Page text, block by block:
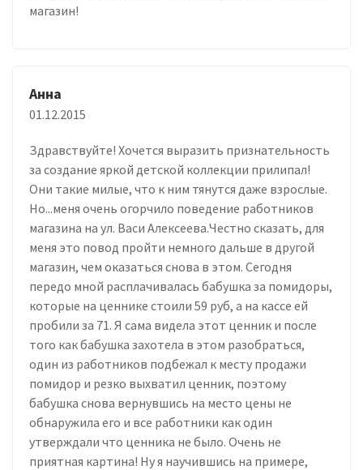
магазин!
Анна
01.12.2015
Здравствуйте! Хочется выразить признательность
за создание яркой детской коллекции прилипал!
Они такие милые, что к ним тянутся даже взрослые.
Но...меня очень огорчило поведение работников
магазина на ул. Васи Алексеева.Честно сказать, для
меня это повод пройти немного дальше в другой
магазин, чем оказаться снова в этом. Сегодня
передо мной расплачивалась бабушка за помидоры,
которые на ценнике стоили 59 руб, а на кассе ей
пробили за 71. Я сама видела этот ценник и после
того как бабушка захотела в этом разобраться,
один из работников подбежал к месту продажи
помидор и резко выхватил ценник, поэтому
бабушка снова вернувшись на место цены не
обнаружила его и все работники как один
утверждали что ценника не было. Очень не
приятная картина! Ну я научившись на примере,